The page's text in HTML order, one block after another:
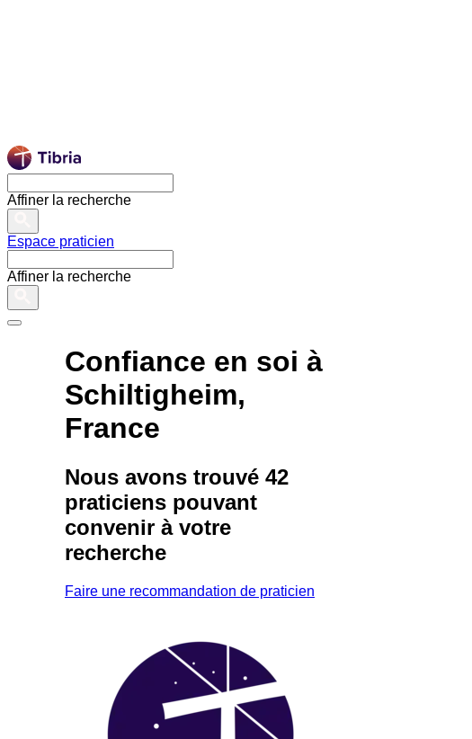
Affiner la recherche
Espace praticien
Affiner la recherche
Confiance en soi à
Schiltigheim,
France
Nous avons trouvé 42
praticiens pouvant
convenir à votre
recherche
Faire une recommandation de praticien